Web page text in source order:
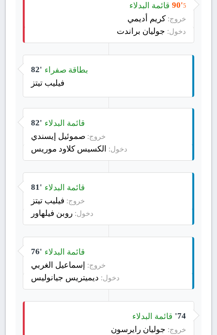
90'5 قائمة البدلاء
خروج: كريم أديمي
دخول: جوليان براندت
82' بطاقة صفراء
فيليب تيتز
82' قائمة البدلاء
خروج: صموئيل إيسندي
دخول: الكسيس كلاود موريس
81' قائمة البدلاء
خروج: فيليب تيتز
دخول: روبن فيلهاور
76' قائمة البدلاء
خروج: إسماعيل الغربي
دخول: ديميتريس جيانوليس
74' قائمة البدلاء
خروج: جوليان رايرسون